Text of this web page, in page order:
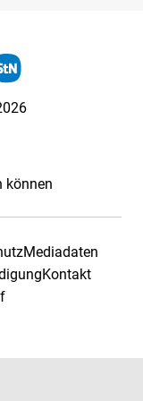
können
Mediadaten
Kontakt